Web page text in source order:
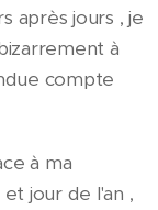
après jours , je
à
compte
à ma
jour de l'an ,